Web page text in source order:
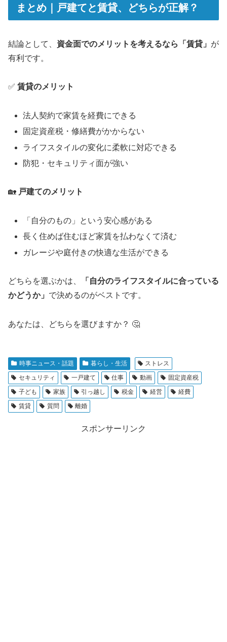
まとめ｜戸建てと賃貸、どちらが正解？
結論として、 資金面でのメリットを考えるなら「賃貸」 が
有利です。
✅ 賃貸のメリット
法人契約で家賃を経費にできる
固定資産税・修繕費がかからない
ライフスタイルの変化に柔軟に対応できる
防犯・セキュリティ面が強い
🏡 戸建てのメリット
「自分のもの」という安心感がある
長く住めば住むほど家賃を払わなくて済む
ガレージや庭付きの快適な生活ができる
どちらを選ぶかは、
「自分のライフスタイルに合っている
かどうか」 で決めるのがベストです。
あなたは、どちらを選びますか？ 🤔
時事ニュース・話題 暮らし・生活
ストレス
セキュリティ
一戸建て 仕事 動画
固定資産税
子ども
家族 引っ越し 税金 経営
経費
賃貸
質問 離婚
スポンサーリンク